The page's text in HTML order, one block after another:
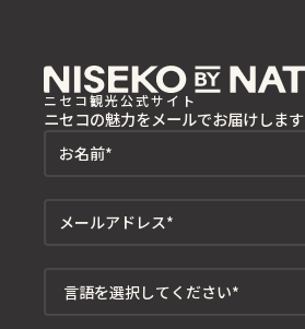
ニセコ観光公式サイト
ニセコの魅力をメールでお届けします